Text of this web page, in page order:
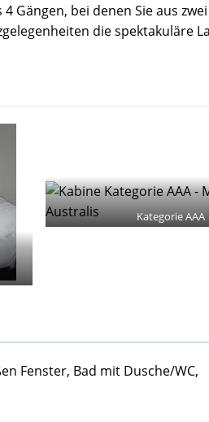
Gängen, bei denen Sie aus
die spektakuläre
Kategorie AAA
Fenster, Bad mit Dusche/WC,